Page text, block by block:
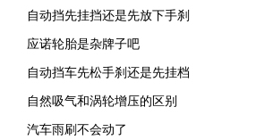
自动挡先挂挡还是先放下手刹
应诺轮胎是杂牌子吧
自动挡车先松手刹还是先挂档
自然吸气和涡轮增压的区别
汽车雨刷不会动了